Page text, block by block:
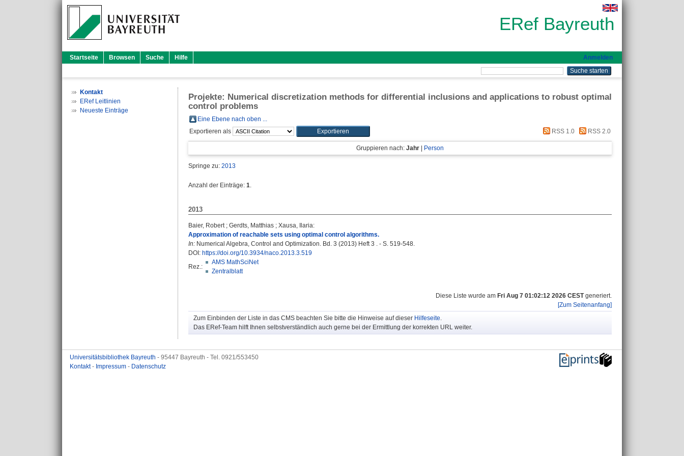
ERef Bayreuth
Startseite Browsen Suche Hilfe Anmelden
Kontakt
ERef Leitlinien
Neueste Einträge
Projekte: Numerical discretization methods for differential inclusions and applications to robust optimal
control problems
Eine Ebene nach oben ...
Exportieren als
RSS 1.0 RSS 2.0
Gruppieren nach: Jahr Person
Springe zu: 2013
Anzahl der Einträge: 1.
2013
Baier, Robert; Gerdts, Matthias ; Xausa, Ilaria:
Approximation of reachable sets using optimal control algorithms.
In: Numerical Algebra, Control and Optimization. Bd. 3 (2013) Heft 3 . - S. 519-548.
DOI: https://doi.org/10.3934/naco.2013.3.519
Rez.:
AMS MathSciNet
Zentralblatt
Diese Liste wurde am Fri Aug 7 01:02:12 2026 CESTgeneriert.
[Zum Seitenanfang]
Zum Einbinden der Liste in das CMS beachten Sie bitte die Hinweise auf dieser Hilfeseite.
Das ERef-Team hilft Ihnen selbstverständlich auch gerne bei der Ermittlung der korrekten URL weiter.
Universitätsbibliothek Bayreuth - 95447 Bayreuth - Tel. 0921/553450
Kontakt- Impressum - Datenschutz